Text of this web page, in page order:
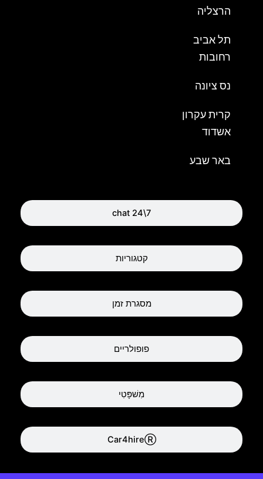
chat 24\7
קטגוריות
מסגרת זמן
פופולריים
מִשׁפָּטִי
Car4hireⓇ
הרצליה
תל אביב
רחובות
נס ציונה
קרית עקרון
אשדוד
באר שבע